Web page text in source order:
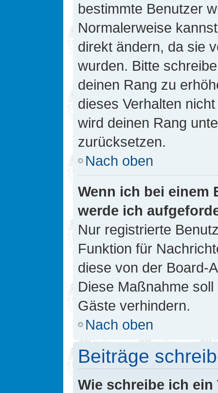
bestimmte Benutzer
Normalerweise
direkt ändern, da sie
wurden. Bitte
deinen Rang zu
dieses Verhalten
wird deinen Rang
zurücksetzen.
Nach oben
Wenn ich bei einem
werde ich
Nur registrierte
Funktion für
diese von der Board-
Diese Maßnahme
Gäste verhindern.
Nach oben
Beiträge
Wie schreibe ich ein